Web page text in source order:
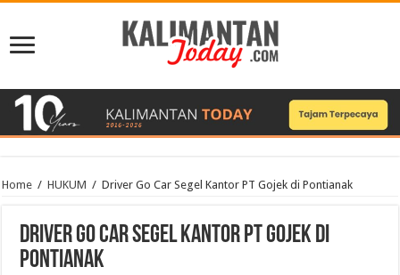
Home / HUKUM / Driver Go Car Segel Kantor PT Gojek di Pontianak
Driver Go Car Segel Kantor PT Gojek di
Pontianak